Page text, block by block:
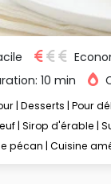
10 min
Desserts Pour
Sirop d'érable
pécan Cuisine